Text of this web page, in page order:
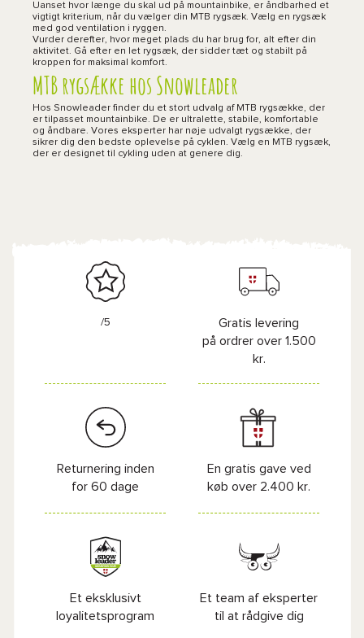
Uanset hvor længe du skal ud på mountainbike, er åndbarhed et
vigtigt kriterium, når du vælger din MTB rygsæk. Vælg en rygsæk
med god ventilation i ryggen.
Vurder derefter, hvor meget plads du har brug for, alt efter din
aktivitet. Gå efter en let rygsæk, der sidder tæt og stabilt på
kroppen for maksimal komfort.
MTB rygsække hos Snowleader
Hos Snowleader finder du et stort udvalg af MTB rygsække, der
er tilpasset mountainbike. De er ultralette, stabile, komfortable
og åndbare. Vores eksperter har nøje udvalgt rygsække, der
sikrer dig den bedste oplevelse på cyklen. Vælg en MTB rygsæk,
der er designet til cykling uden at genere dig.
/5
Gratis levering
på ordrer over 1.500
kr.
Returnering inden
for 60 dage
En gratis gave ved
køb over 2.400 kr.
Et eksklusivt
loyalitetsprogram
Et team af eksperter
til at rådgive dig